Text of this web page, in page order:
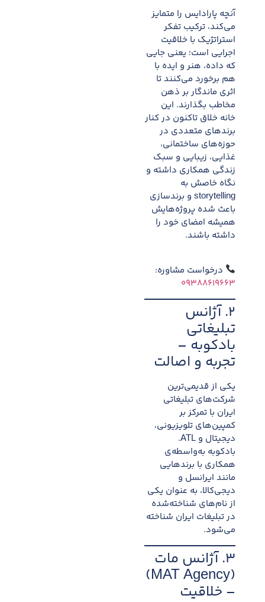
آنچه پارادایس را متمایز
می‌کند، ترکیب تفکر
استراتژیک با خلاقیت
اجرایی است؛ یعنی جایی
که داده، هنر و ایده با
هم برخورد می‌کنند تا
اثری ماندگار بر ذهن
مخاطب بگذارند. این
خانه خلاق تاکنون در کنار
برندهای متعددی در
حوزه‌های ساختمانی،
غذایی، زیبایی و سبک
زندگی همکاری داشته و
نگاه خاصش به
storytelling و برندسازی
باعث شده پروژه‌هایش
همیشه امضای خود را
داشته باشند.
درخواست مشاوره:
۰۹۳۸۸۶۱۹۶۶۳
۲. آژانس
تبلیغاتی
بادکوبه –
تجربه و اصالت
یکی از قدیمی‌ترین
شرکت‌های تبلیغاتی
ایران با تمرکز بر
کمپین‌های تلویزیونی،
دیجیتال و ATL.
بادکوبه به‌واسطه‌ی
همکاری با برندهایی
مانند ایرانسل و
دیجی‌کالا، به عنوان یکی
از نام‌های شناخته‌شده
در تبلیغات ایران شناخته
می‌شود.
۳. آژانس مات
(MAT Agency)
– خلاقیت